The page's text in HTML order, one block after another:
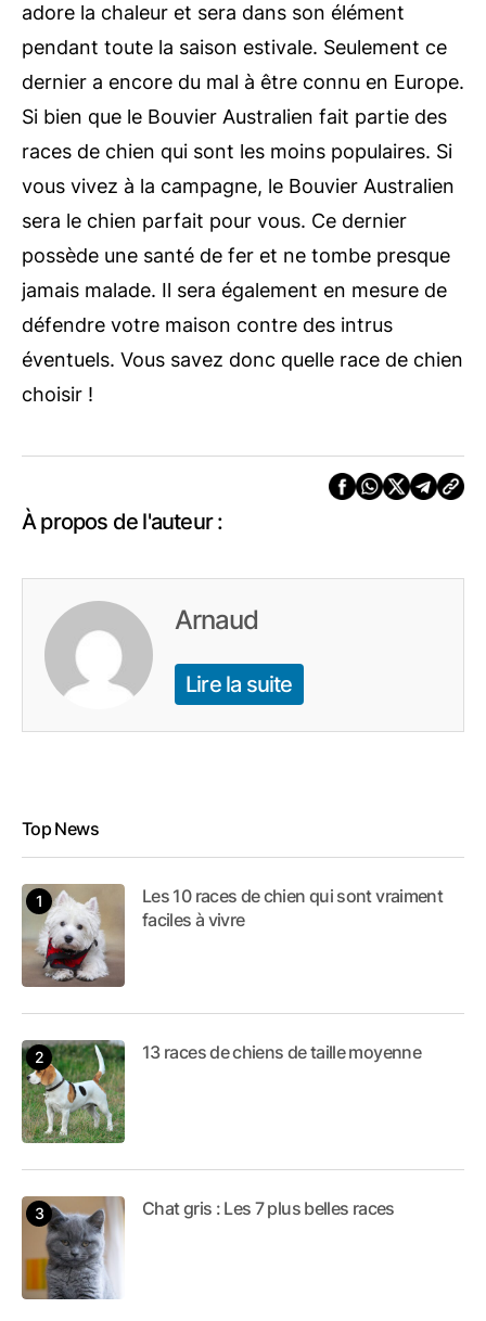
adore la chaleur et sera dans son élément
pendant toute la saison estivale. Seulement ce
dernier a encore du mal à être connu en Europe.
Si bien que le Bouvier Australien fait partie des
races de chien qui sont les moins populaires. Si
vous vivez à la campagne, le Bouvier Australien
sera le chien parfait pour vous. Ce dernier
possède une santé de fer et ne tombe presque
jamais malade. Il sera également en mesure de
défendre votre maison contre des intrus
éventuels. Vous savez donc quelle race de chien
choisir !
À propos de l'auteur :
Arnaud
Lire la suite
Top News
Les 10 races de chien qui sont vraiment
faciles à vivre
13 races de chiens de taille moyenne
Chat gris : Les 7 plus belles races